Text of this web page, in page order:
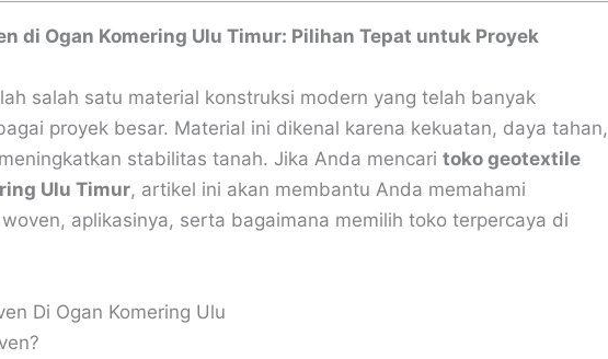
di Ogan Komering Ulu Timur: Pilihan Tepat untuk Proyek
salah satu material konstruksi modern yang telah banyak
proyek besar. Material ini dikenal karena kekuatan, daya tahan,
stabilitas tanah. Jika Anda mencari toko geotextile
Ulu Timur, artikel ini akan membantu Anda memahami
aplikasinya, serta bagaimana memilih toko terpercaya di